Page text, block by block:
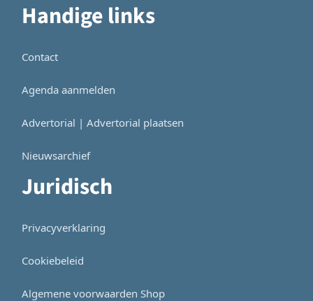
Handige links
Contact
Agenda aanmelden
Advertorial | Advertorial plaatsen
Nieuwsarchief
Juridisch
Privacyverklaring
Cookiebeleid
Algemene voorwaarden Shop